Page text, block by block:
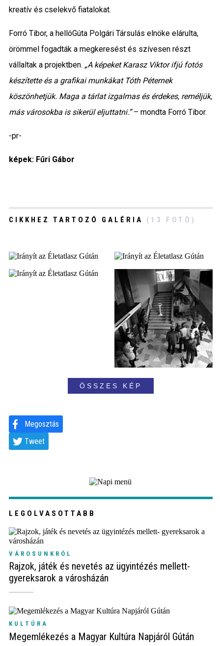
kreatív és cselekvő fiatalokat.
Forró Tibor, a hellóGúta Polgári Társulás elnöke elárulta,
örömmel fogadták a megkeresést és szívesen részt
vállaltak a projektben. „A képeket Karasz Viktor ifjú fotós
készítette és a grafikai munkákat Tóth Péternek
köszönhetjük. Maga a tárlat izgalmas és érdekes, reméljük,
más városokba is sikerül eljuttatni.”– mondta Forró Tibor.
-pr-
képek: Fűri Gábor
CIKKHEZ TARTOZÓ GALÉRIA (13 FOTÓ)
ÖSSZES KÉP
Megosztás
Tweet
LEGOLVASOTTABB
VÁROSUNKRÓL
Rajzok, játék és nevetés az ügyintézés mellett-
gyereksarok a városházán
KULTÚRA
Megemlékezés a Magyar Kultúra Napjáról Gútán